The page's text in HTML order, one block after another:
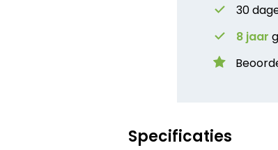
30
8 jaar
Specificaties